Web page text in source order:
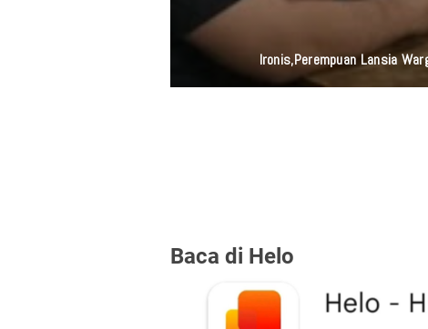
Ironis,Perempuan Lansia
Baca di Helo